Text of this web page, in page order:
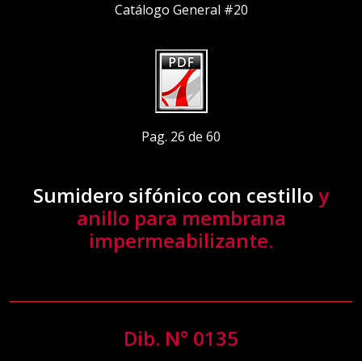
Catálogo General #20
Pag. 26 de 60
Sumidero sifónico con cestillo y
anillo para membrana
impermeabilizante.
Dib. N° 0135